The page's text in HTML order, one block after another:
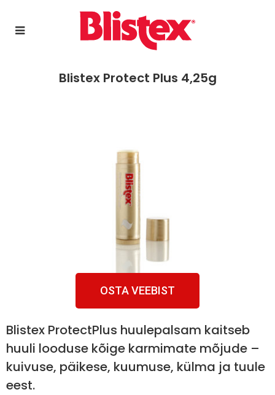
Blistex Protect Plus 4,25g
OSTA VEEBIST
Blistex ProtectPlus huulepalsam kaitseb
huuli looduse kõige karmimate mõjude –
kuivuse, päikese, kuumuse, külma ja tuule
eest.